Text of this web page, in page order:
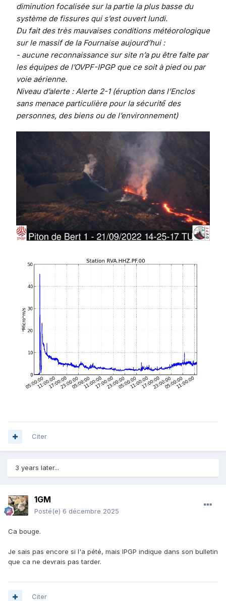
diminution focalisée sur la partie la plus basse du
système de fissures qui s’est ouvert lundi.
Du fait des très mauvaises conditions météorologique
sur le massif de la Fournaise aujourd’hui :
- aucune reconnaissance sur site n’a pu être faite par
les équipes de l’OVPF-IPGP que ce soit à pied ou par
voie aérienne.
Niveau d’alerte : Alerte 2-1 (éruption dans l’Enclos
sans menace particulière pour la sécurité́ des
personnes, des biens ou de l’environnement)
Citer
3 years later...
1GM
Posté(e) 6 décembre 2025
Ca bouge.
Je sais pas encore si l'a pété, mais IPGP indique dans son bulletin
que ca ne devrais pas tarder.
Citer